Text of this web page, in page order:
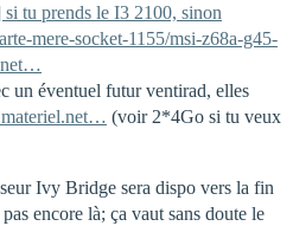
tu prends le I3 2100, sinon
mere-socket-1155/msi-z68a-g45-
un éventuel futur ventirad, elles
(voir 2*4Go si tu veux
Ivy Bridge sera dispo vers la fin
encore là; ça vaut sans doute le